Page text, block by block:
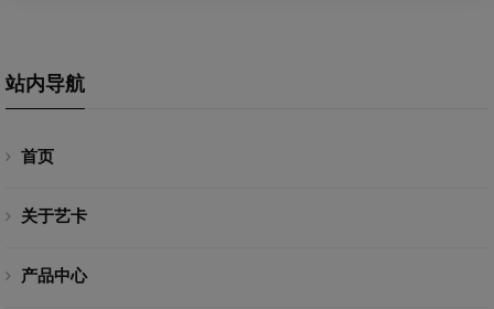
站内导航
首页
关于艺卡
产品中心